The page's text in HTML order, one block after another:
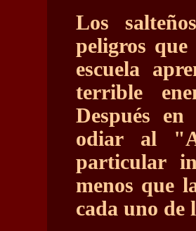
Los
peligros
escuela
terrible
Después
odiar al
particular
menos que
cada uno de